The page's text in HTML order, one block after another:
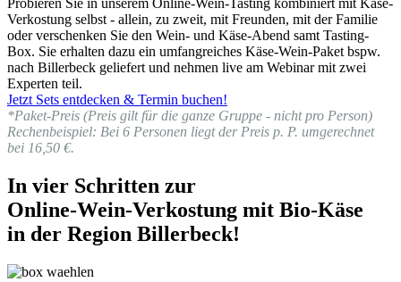
Probieren Sie in unserem Online-Wein-Tasting kombiniert mit Käse-
Verkostung selbst - allein, zu zweit, mit Freunden, mit der Familie
oder verschenken Sie den Wein- und Käse-Abend samt Tasting-
Box. Sie erhalten dazu ein umfangreiches Käse-Wein-Paket bspw.
nach Billerbeck geliefert und nehmen live am Webinar mit zwei
Experten teil.
Jetzt Sets entdecken & Termin buchen!
*Paket-Preis (Preis gilt für die ganze Gruppe - nicht pro Person)
Rechenbeispiel: Bei 6 Personen liegt der Preis p. P. umgerechnet
bei 16,50 €.
In vier Schritten zur
Online-Wein-Verkostung mit Bio-Käse
in der Region Billerbeck!